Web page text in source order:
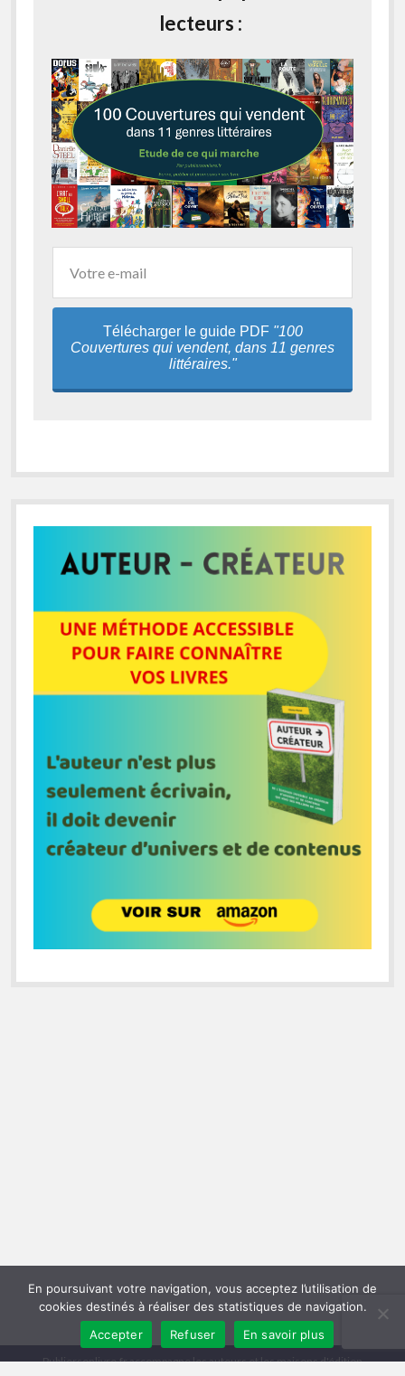
lecteurs :
Télécharger le guide PDF "100
Couvertures qui vendent, dans 11 genres
littéraires."
Publiersonlivre.fr accompagne les auteurs et les maisons d'édition
En poursuivant votre navigation, vous acceptez l’utilisation de
cookies destinés à réaliser des statistiques de navigation.
Accepter
Refuser En savoir plus